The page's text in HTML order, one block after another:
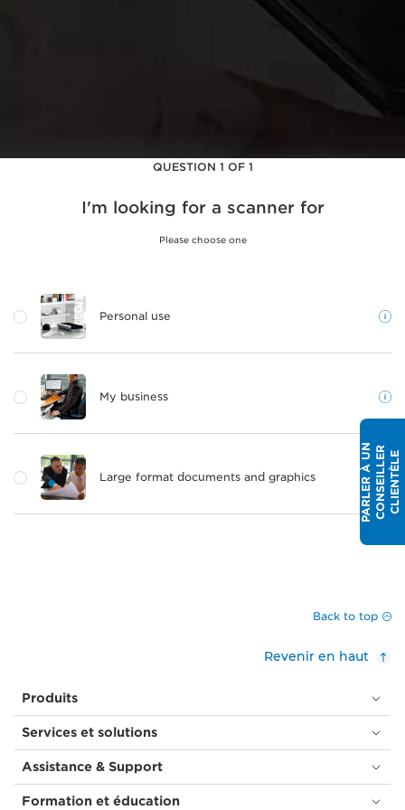
QUESTION 1 OF 1
I'm looking for a scanner for
Please choose one
Personal use
My business
Large format documents and graphics
Back to top
P
A
R
L
E
R
À U
N
C
O
N
S
E
I
L
L
ER
C
L
I
E
N
T
È
L E
Revenir en haut
Produits
Services et solutions
Assistance & Support
Formation et éducation